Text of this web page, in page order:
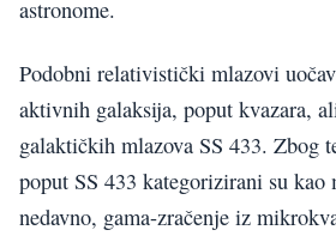
astronome.
Podobni relativistički mlazovi
aktivnih galaksija, poput kvazara,
galaktičkih mlazova SS 433. Zbog
poput SS 433 kategorizirani su
nedavno, gama-zračenje iz